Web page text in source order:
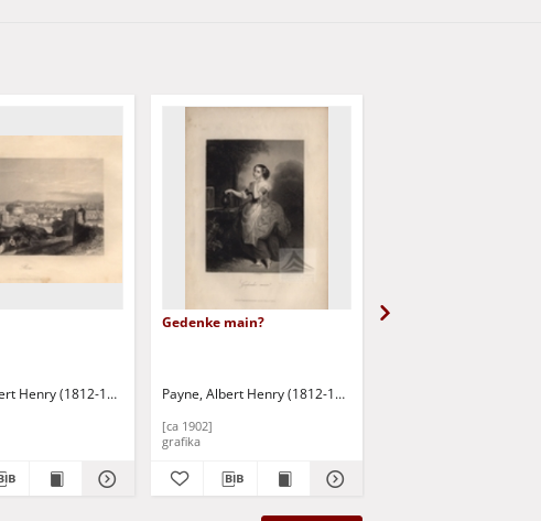
(1812-1902)
Henry (1812-1902)
Gedenke main?
Payne, Albert Henry (1812-1902)
[ca 1902]
grafika